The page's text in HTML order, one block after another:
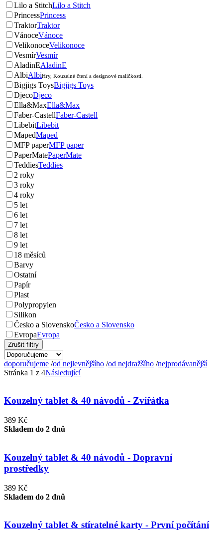
Lilo a StitchLilo a Stitch
PrincessPrincess
TraktorTraktor
VánoceVánoce
VelikonoceVelikonoce
VesmírVesmír
AladinEAladinE
AlbiAlbiHry, Kouzelné čtení a designové maličkosti.
Bigjigs ToysBigjigs Toys
DjecoDjeco
Ella&MaxElla&Max
Faber-CastellFaber-Castell
LibebitLibebit
MapedMaped
MFP paperMFP paper
PaperMatePaperMate
TeddiesTeddies
2 roky
3 roky
4 roky
5 let
6 let
7 let
8 let
9 let
18 měsíců
Barvy
Ostatní
Papír
Plast
Polypropylen
Silikon
Česko a SlovenskoČesko a Slovensko
EvropaEvropa
Zrušit filtry
doporučujeme /od nejlevnějšího /od nejdražšího /nejprodávanější
Stránka 1 z 4Následující
Kouzelný tablet & 40 návodů - Zvířátka
389 Kč
Skladem do 2 dnů
Kouzelný tablet & 40 návodů - Dopravní
prostředky
389 Kč
Skladem do 2 dnů
Kouzelný tablet & stíratelné karty - První počítání